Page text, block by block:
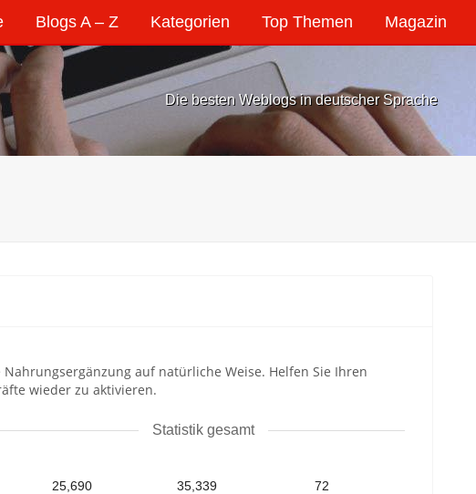
Blogs A – Z Kategorien Top Themen Magazin
Die besten Weblogs in deutscher Sprache
auf natürliche Weise. Helfen Sie Ihren
wieder zu aktivieren.
Statistik gesamt
25,690 35,339 72